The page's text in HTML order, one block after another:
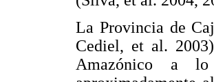
La Provincia de
Cediel, et al.
Amazónico a lo